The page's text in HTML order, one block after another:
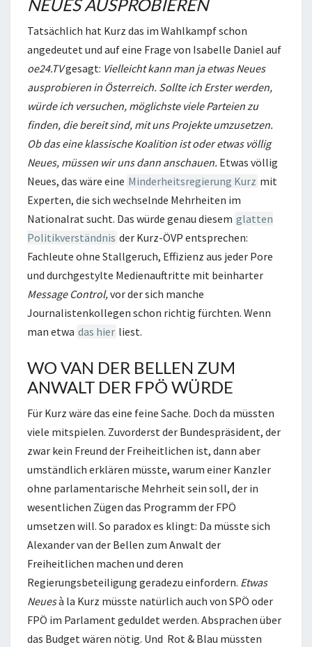
NEUES AUSPROBIEREN
Tatsächlich hat Kurz das im Wahlkampf schon
angedeutet und auf eine Frage von Isabelle Daniel auf
oe24.TVgesagt: Vielleicht kann man ja etwas Neues
ausprobieren in Österreich. Sollte ich Erster werden,
würde ich ver­suchen, möglichste viele Parteien zu
finden, die bereit sind, mit uns Projekte umzusetzen.
Ob das eine klassische Koalition ist oder etwas völlig
Neues, müssen wir uns dann anschauen. Etwas völlig
Neues, das wäre eine Minderheitsregierung Kurz mit
Experten, die sich wechselnde Mehrheiten im
Nationalrat sucht. Das würde genau diesem glatten
Politikverständnis der Kurz-ÖVP entsprechen:
Fachleute ohne Stallgeruch, Effizienz aus jeder Pore
und durchgestylte Medienauftritte mit beinharter
Message Control,vor der sich manche
Journalistenkollegen schon richtig fürchten. Wenn
man etwa das hier liest.
WO VAN DER BELLEN ZUM
ANWALT DER FPÖ WÜRDE
Für Kurz wäre das eine feine Sache. Doch da müssten
viele mitspielen. Zuvorderst der Bundespräsident, der
zwar kein Freund der Freiheitlichen ist, dann aber
umständlich erklären müsste, warum einer Kanzler
ohne parlamentarische Mehrheit sein soll, der in
wesentlichen Zügen das Programm der FPÖ
umsetzen will. So paradox es klingt: Da müsste sich
Alexander van der Bellen zum Anwalt der
Freiheitlichen machen und deren
Regierungsbeteiligung geradezu einfordern. Etwas
Neuesà la Kurz müsste natürlich auch von SPÖ oder
FPÖ im Parlament geduldet werden. Absprachen über
das Budget wären nötig. Und Rot & Blau müssten